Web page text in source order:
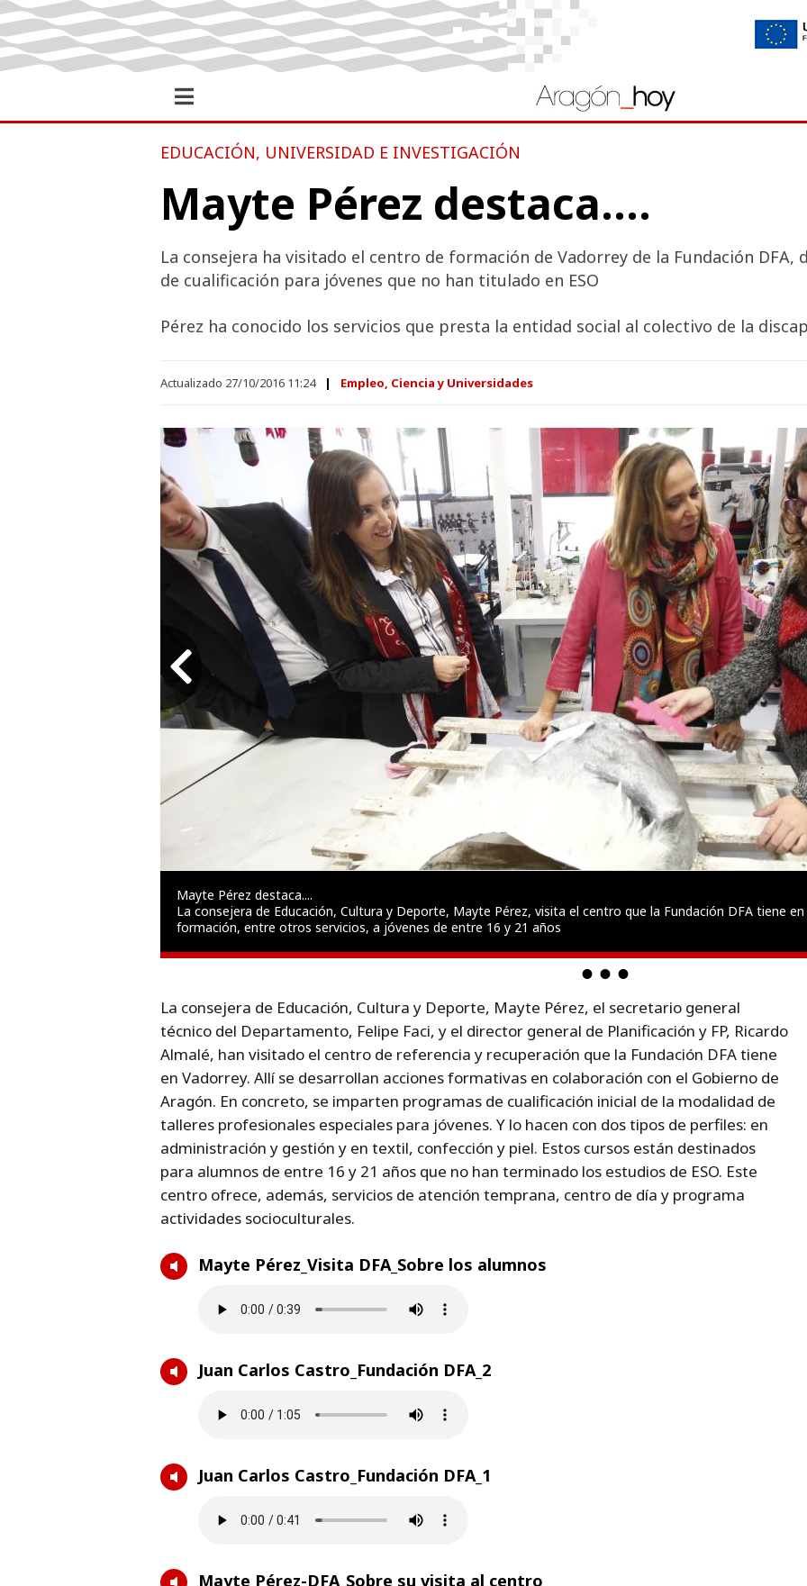
EDUCACIÓN, UNIVERSIDAD E INVESTIGACIÓN
Mayte Pérez destaca....
La consejera ha visitado el centro de formación de Vadorrey de la Fundación
de cualificación para jóvenes que no han titulado en ESO
Pérez ha conocido los servicios que presta la entidad social al colectivo de la
Actualizado 27/10/2016 11:24 Empleo, Ciencia y Universidades
Mayte Pérez destaca....
La consejera de Educación, Cultura y Deporte, Mayte Pérez, visita el centro que la Fundación DFA tiene
formación, entre otros servicios, a jóvenes de entre 16 y 21 años
La consejera de Educación, Cultura y Deporte, Mayte Pérez, el secretario general
técnico del Departamento, Felipe Faci, y el director general de Planificación y FP, Ricardo
Almalé, han visitado el centro de referencia y recuperación que la Fundación DFA tiene
en Vadorrey. Allí se desarrollan acciones formativas en colaboración con el Gobierno de
Aragón. En concreto, se imparten programas de cualificación inicial de la modalidad de
talleres profesionales especiales para jóvenes. Y lo hacen con dos tipos de perfiles: en
administración y gestión y en textil, confección y piel. Estos cursos están destinados
para alumnos de entre 16 y 21 años que no han terminado los estudios de ESO. Este
centro ofrece, además, servicios de atención temprana, centro de día y programa
actividades socioculturales.
Mayte Pérez_Visita DFA_Sobre los alumnos
Juan Carlos Castro_Fundación DFA_2
Juan Carlos Castro_Fundación DFA_1
Mayte Pérez-DFA_Sobre su visita al centro